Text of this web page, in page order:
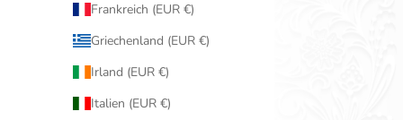
Frankreich (EUR €)
Griechenland (EUR €)
Irland (EUR €)
Italien (EUR €)